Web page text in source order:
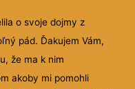
o svoje dojmy z
pád. Ďakujem Vám,
že ma k nim
akoby mi pomohli